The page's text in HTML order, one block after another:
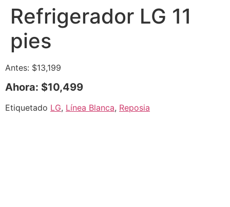
Refrigerador LG 11
pies
Antes: $13,199
Ahora: $10,499
Etiquetado LG, Línea Blanca, Reposia